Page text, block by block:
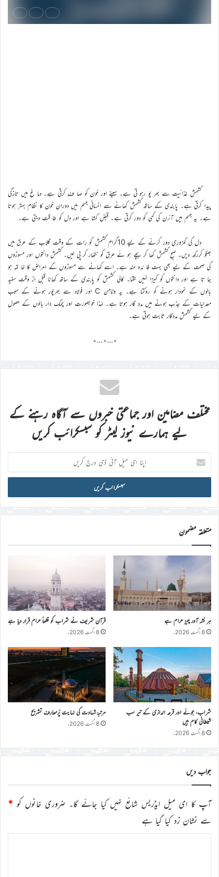
کشمش غذائیت سے بھر پو رہو تی ہے۔ سینے اور خون کو صا ف کرتی ہے۔ دما غ میں تازگی
پیدا کرتی ہے۔ پابندی کے ساتھ کشمش کھانے سے انسانی جسم میں دورانِ خون کا نظام بہتر ہوتا
ہے۔ یہ جسم میں آئرن کی کمی کو دور کرتی ہے۔ قبض کشا ہے اور دل کو طا قت دیتی ہے۔
دل کی کمزوری دور کرنے کے لیے 10گرام کشمش کو رات کے وقت گلاب کے عرق میں
بھگو کررکھ دیں۔ صبح کشمش کھا کر بچے ہو ئے عرق کو نتھار کر پی لیں۔ کشمش دانتوں اور مسوڑوں
کی صحت کے لیے بھی بہت فا ئدہ مند ہے۔ اسے کھانے سے مسوڑوں کے امراض کا خا تمہ ہو
جا تا ہے اور دانتوں کو کیڑا نہیں لگتا۔ کالی کشمش کو پابندی کے ساتھ کھانا قبل از وقت سفید
بالوں کے نمودار ہونے کو روکتا ہے۔ یہ وٹامن C اور فولاد سے بھرپور ہونے کے سبب
معدنیات کے جذب ہونے میں مدد گار ہوتا ہے۔ لہٰذا خوبصورت اور چمک دار بالوں کے حصول
کے لیے کشمش مددگار ثابت ہوتی ہے۔
٭…٭…٭
مختلف مضامین اور جماعتی خبروں سے آگاہ رہنے کے
لیے ہمارے نیوز لیٹر کو سبسکرائب کریں
اپنا
ای
میل
ڈی
درج
کریں
متعلقہ مضمون
ہر نشہ آور چیز حرام ہے
8 اگست 2026ء
قرآن شریف نے شراب کو قطعاً حرام قرار دیا ہے
8 اگست 2026ء
شراب، جوئے اور قرعہ اندازی کے تیر سب
شیطانی کام ہیں
8 اگست 2026ء
مرتبۂ شہادت کی نہایت پُرمعارف تشریح
8 اگست 2026ء
جواب دیں
آپ کا ای میل ایڈریس شائع نہیں کیا جائے گا۔ ضروری خانوں کو *
سے نشان زد کیا گیا ہے